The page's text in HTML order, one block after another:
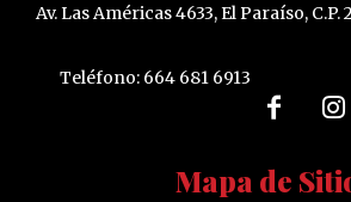
Av. Las Américas 4633, El Paraíso, C.P.
Teléfono: 664 681 6913
Mapa de